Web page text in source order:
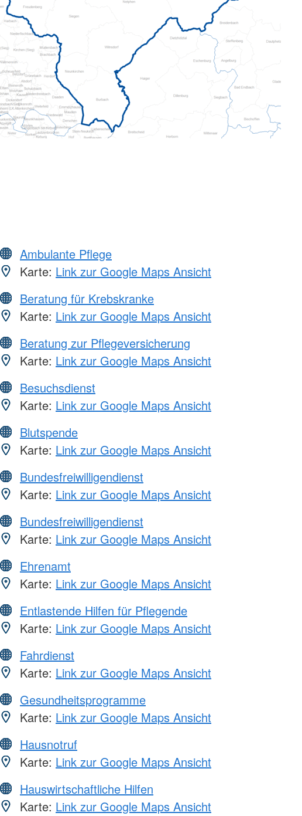
Ambulante Pflege
Karte: Link zur Google Maps Ansicht
Beratung für Krebskranke
Karte: Link zur Google Maps Ansicht
Beratung zur Pflegeversicherung
Karte: Link zur Google Maps Ansicht
Besuchsdienst
Karte: Link zur Google Maps Ansicht
Blutspende
Karte: Link zur Google Maps Ansicht
Bundesfreiwilligendienst
Karte: Link zur Google Maps Ansicht
Bundesfreiwilligendienst
Karte: Link zur Google Maps Ansicht
Ehrenamt
Karte: Link zur Google Maps Ansicht
Entlastende Hilfen für Pflegende
Karte: Link zur Google Maps Ansicht
Fahrdienst
Karte: Link zur Google Maps Ansicht
Gesundheitsprogramme
Karte: Link zur Google Maps Ansicht
Hausnotruf
Karte: Link zur Google Maps Ansicht
Hauswirtschaftliche Hilfen
Karte: Link zur Google Maps Ansicht